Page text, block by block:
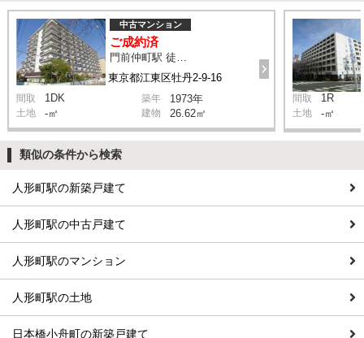
東京都江東区牡丹2-9-16
中古マンション
ご成約済
間取 1DK 築年 1973年
土地 -㎡ 建物 26.62㎡
間取 1R
土地 -㎡
類似の条件から検索
人形町駅の新築戸建て
人形町駅の中古戸建て
人形町駅のマンション
人形町駅の土地
日本橋小舟町の新築戸建て